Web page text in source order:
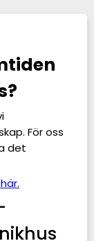
För oss
det